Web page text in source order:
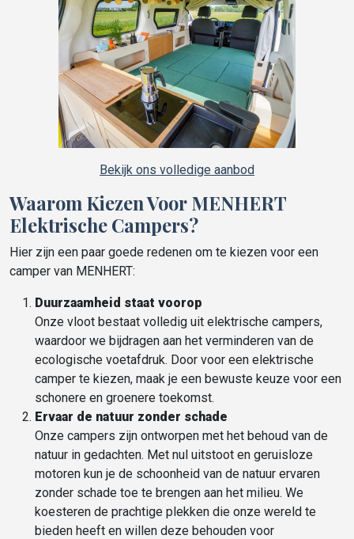
Bekijk ons volledige aanbod
Waarom Kiezen Voor MENHERT
Elektrische Campers?
Hier zijn een paar goede redenen om te kiezen voor een
camper van MENHERT:
Duurzaamheid staat voorop
Onze vloot bestaat volledig uit elektrische campers,
waardoor we bijdragen aan het verminderen van de
ecologische voetafdruk. Door voor een elektrische
camper te kiezen, maak je een bewuste keuze voor een
schonere en groenere toekomst.
Ervaar de natuur zonder schade
Onze campers zijn ontworpen met het behoud van de
natuur in gedachten. Met nul uitstoot en geruisloze
motoren kun je de schoonheid van de natuur ervaren
zonder schade toe te brengen aan het milieu. We
koesteren de prachtige plekken die onze wereld te
bieden heeft en willen deze behouden voor